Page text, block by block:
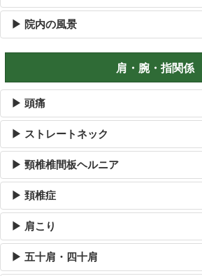
▶ 院内の風景
肩・腕・指関係
▶ 頭痛
▶ ストレートネック
▶ 頸椎椎間板ヘルニア
▶ 頚椎症
▶ 肩こり
▶ 五十肩・四十肩